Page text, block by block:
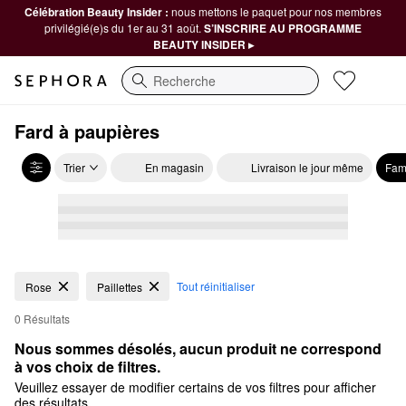
Célébration Beauty Insider : nous mettons le paquet pour nos membres
privilégié(e)s du 1er au 31 août. S’INSCRIRE AU PROGRAMME
BEAUTY INSIDER ▸
Recherche
Fard à paupières
Trier En magasin Livraison le jour même
Rose Paillettes Tout réinitialiser
0 Résultats
Nous sommes désolés, aucun produit ne correspond
à vos choix de filtres.
Veuillez essayer de modifier certains de vos filtres pour afficher